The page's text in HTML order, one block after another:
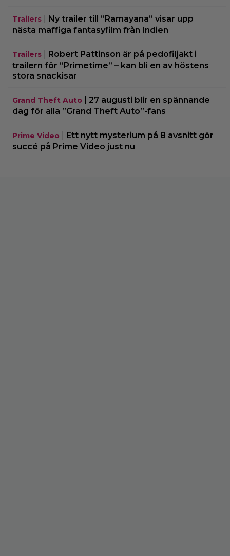
Trailers
Ny trailer till ”Ramayana” visar upp
nästa maffiga fantasyfilm från Indien
Trailers
Robert Pattinson är på pedofiljakt i
trailern för ”Primetime” – kan bli en av höstens
stora snackisar
Grand Theft Auto
27 augusti blir en spännande
dag för alla ”Grand Theft Auto”-fans
Prime Video
Ett nytt mysterium på 8 avsnitt gör
succé på Prime Video just nu